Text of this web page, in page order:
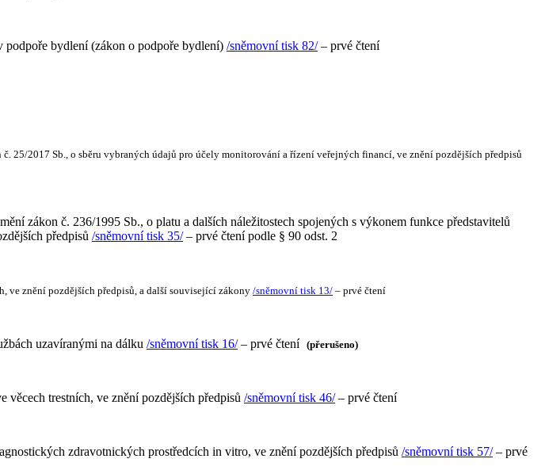
bydlení (zákon o podpoře bydlení) /sněmovní tisk 82/– prvé čtení
25/2017 Sb., o sběru vybraných údajů pro účely monitorování a řízení veřejných financí, ve znění pozdějších předpisů
zákon č. 236/1995 Sb., o platu a dalších náležitostech spojených s výkonem funkce představitelů
předpisů /sněmovní tisk 35/– prvé čtení podle § 90 odst. 2
ve znění pozdějších předpisů, a další související zákony /sněmovní tisk 13/ – prvé čtení
uzavíranými na dálku /sněmovní tisk 16/– prvé čtení (přerušeno)
trestních, ve znění pozdějších předpisů /sněmovní tisk 46/– prvé čtení
zdravotnických prostředcích in vitro, ve znění pozdějších předpisů /sněmovní tisk 57/– prvé